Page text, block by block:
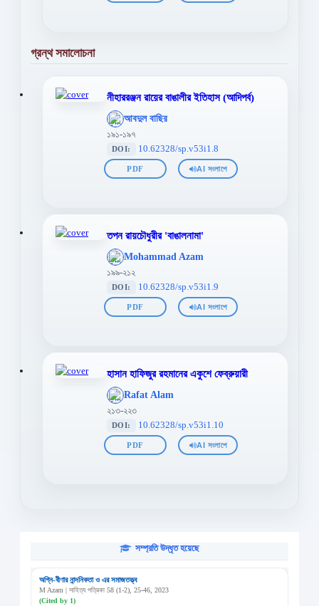
গ্রন্থ সমালোচনা
নীহাররঞ্জন রায়ের বাঙালীর ইতিহাস (আদিপর্ব)
';
};">
আবদুল বাছির
১৯১-১৯৭
DOI: 10.62328/sp.v53i1.8
PDF AI সংলাপে
তপন রায়চৌধুরীর 'বাঙালনামা'
';
};">
Mohammad Azam
১৯৯-২১২
DOI: 10.62328/sp.v53i1.9
PDF AI সংলাপে
হাসান হাফিজুর রহমানের একুশে ফেব্রুয়ারী
';
};">
Rafat Alam
২১৩-২২৩
DOI: 10.62328/sp.v53i1.10
PDF AI সংলাপে
সম্প্রতি উদ্ধৃত হয়েছে
অগ্নি-বীণার নান্দনিকতা ও এর সমাজতত্ত্ব
M Azam | সাহিত্য পত্রিকা 58 (1-2), 25-46, 2023
(Cited by 1)